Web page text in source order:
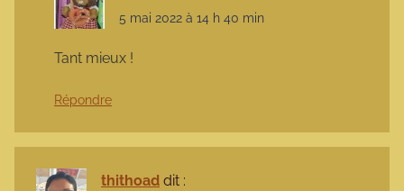
5 mai 2022 à 14 h 40 min
Tant mieux !
Répondre
thithoad dit :